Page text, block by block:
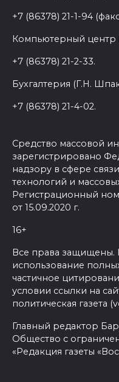
+7 (86378) 21-1-94
Компьютерный центр
+7 (86378) 21-2-33.
Бухгалтерия (Г.Н.
+7 (86378) 21-4-02.
Средство массовой
зарегистрировано
надзору в сфере
технологий и
Регистрационный
от 15.09.2020 г.
16+
Все права защищены.
использование
частичное
условии ссылки на
политическая газета
Главный редактор
Общество с
«Редакция газеты